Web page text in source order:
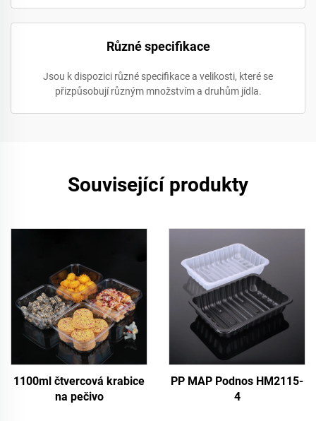
Různé specifikace
Jsou k dispozici různé specifikace a velikosti, které se
přizpůsobují různým množstvím a druhům jídla.
Související produkty
1100ml čtvercová krabice
na pečivo
PP MAP Podnos HM2115-
4